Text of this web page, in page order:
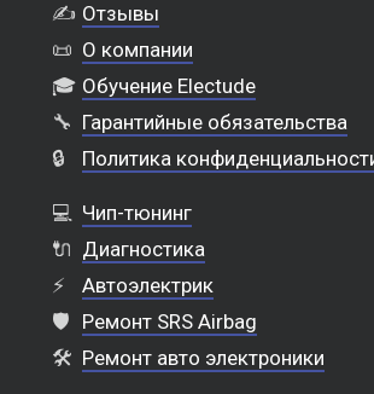
✍️ Отзывы
📜 О компании
🎓 Обучение Electude
🔧 Гарантийные обязательства
🔒
Политика
💻 Чип-тюнинг
🔌 Диагностика
⚡
Автоэлектрик
🛡️ Ремонт SRS Airbag
🛠️ Ремонт авто электроники